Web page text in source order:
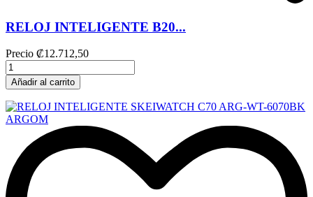
RELOJ INTELIGENTE B20...
Precio ₡12.712,50
Añadir al carrito